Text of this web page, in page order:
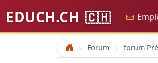
EDUCH.CH 🇨🇭
Accueil Forum forum